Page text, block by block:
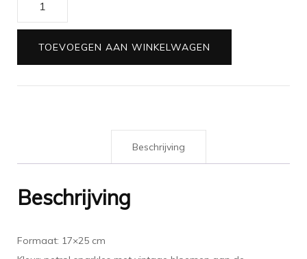
TOEVOEGEN AAN WINKELWAGEN
Beschrijving
Beschrijving
Formaat: 17×25 cm